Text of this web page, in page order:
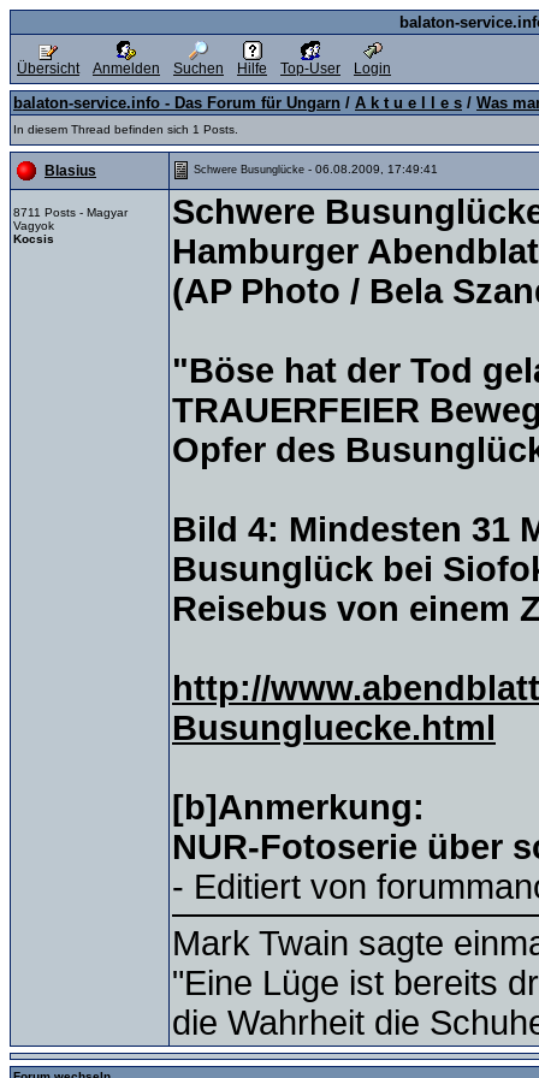
balaton-
Übersicht Anmelden Suchen Hilfe Top-User Login
balaton-service.info - Das Forum für Ungarn / A k t u e l l e s / Was
In diesem Thread befinden sich 1 Posts.
Blasius Schwere Busunglücke - 06.08.2009, 17:49:41
8711 Posts - Magyar
Vagyok
Kocsis
Schwere
Hamburger
(AP Photo / Bela
"Böse hat der Tod
TRAUERFEIER
Opfer des
Bild 4: Mindesten 31
Busunglück bei
Reisebus von einem
http://
Busungluecke.html
[b]Anmerkung:
NUR-Fotoserie über
- Editiert von
Mark Twain sagte
"Eine Lüge ist bereits
die Wahrheit die